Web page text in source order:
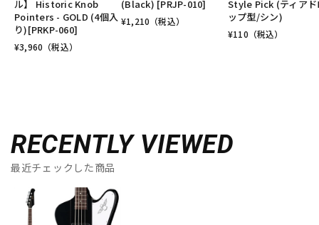
ル】 Historic Knob
Pointers - GOLD (4個入
り)[PRKP-060]
¥3,960 （税込）
(Black) [PRJP-010]
¥1,210 （税込）
Style Pick (ティアド
ップ型/シン)
¥110 （税込）
RECENTLY VIEWED
最近チェックした商品